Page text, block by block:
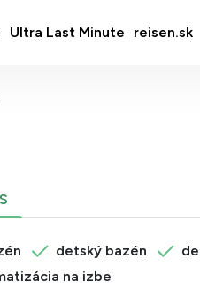
Ultra Last Minute reisen.sk
detský bazén
na izbe